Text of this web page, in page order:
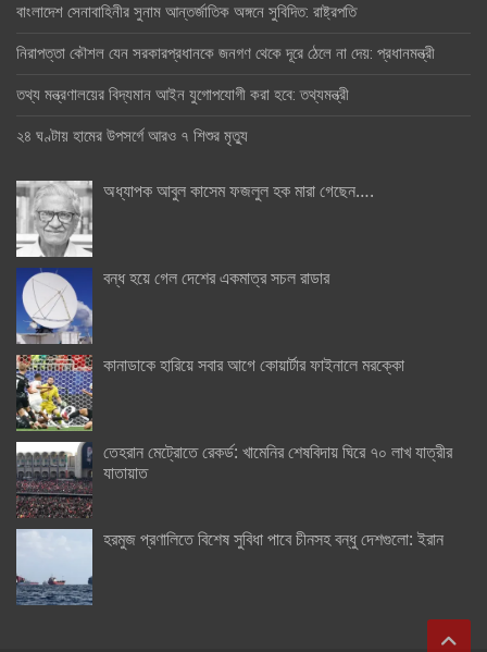
বাংলাদেশ সেনাবাহিনীর সুনাম আন্তর্জাতিক অঙ্গনে সুবিদিত: রাষ্ট্রপতি
নিরাপত্তা কৌশল যেন সরকারপ্রধানকে জনগণ থেকে দূরে ঠেলে না দেয়: প্রধানমন্ত্রী
তথ্য মন্ত্রণালয়ের বিদ্যমান আইন যুগোপযোগী করা হবে: তথ্যমন্ত্রী
২৪ ঘণ্টায় হামের উপসর্গে আরও ৭ শিশুর মৃত্যু
অধ্যাপক আবুল কাসেম ফজলুল হক মারা গেছেন….
বন্ধ হয়ে গেল দেশের একমাত্র সচল রাডার
কানাডাকে হারিয়ে সবার আগে কোয়ার্টার ফাইনালে মরক্কো
তেহরান মেট্রোতে রেকর্ড: খামেনির শেষবিদায় ঘিরে ৭০ লাখ যাত্রীর
যাতায়াত
হরমুজ প্রণালিতে বিশেষ সুবিধা পাবে চীনসহ বন্ধু দেশগুলো: ইরান